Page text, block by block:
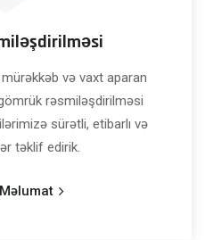
və vaxt aparan
rəsmiləşdirilməsi
sürətli, etibarlı və
təklif edirik.